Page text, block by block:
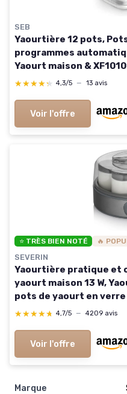
SEB
Yaourtière 12 pots,
programmes
Yaourt maison &
Bac 1 L Yaourt-
★★★★★
★★★★★ 4,3/5 — 13 avis
Voir l'offre
⭐ TRÈS BIEN NOTÉ 🔥
SEVERIN
Yaourtière pratique et
yaourt maison 13 W,
pots de yaourt en
garanti sans BPA,
★★★★★
★★★★★ 4,7/5 — 4209 avis
Voir l'offre
Marque